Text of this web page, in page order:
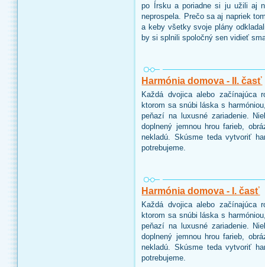
po Írsku a poriadne si ju užili aj
neprospela. Prečo sa aj napriek
a keby všetky svoje plány
by si splnili spoločný sen vidieť
Harmónia domova - II. časť
Každá dvojica alebo
ktorom sa snúbi láska s
peňazí na luxusné zariadenie.
doplnený jemnou hrou farieb,
nekladú. Skúsme teda vytvoriť
potrebujeme.
Harmónia domova - I. časť
Každá dvojica alebo
ktorom sa snúbi láska s
peňazí na luxusné zariadenie.
doplnený jemnou hrou farieb,
nekladú. Skúsme teda vytvoriť
potrebujeme.